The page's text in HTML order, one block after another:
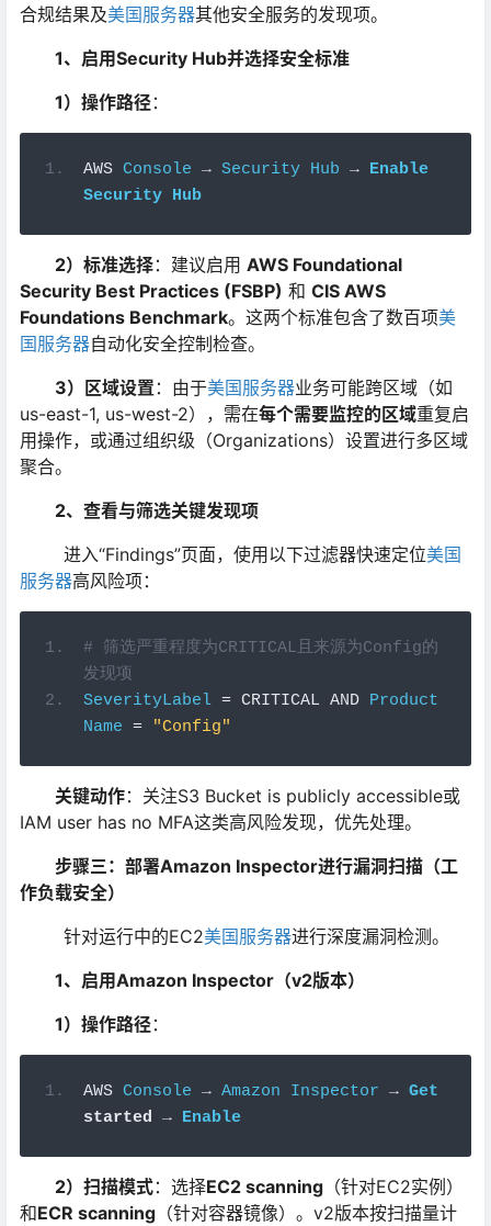
合规结果及美国服务器其他安全服务的发现项。
1、启用Security Hub并选择安全标准
1）操作路径：
AWS Console → Security Hub →
Enable
Security
Hub
2）标准选择：建议启用 AWS Foundational
Security Best Practices (FSBP) ​ 和 CIS AWS
Foundations Benchmark。这两个标准包含了数百项美
国服务器自动化安全控制检查。
3）区域设置 ：由于美国服务器业务可能跨区域（如
us-east-1, us-west-2），需在每个需要监控的区域重复启
用操作，或通过组织级（Organizations）设置进行多区域
聚合。
2、查看与筛选关键发现项
进入“Findings”页面，使用以下过滤器快速定位美国
服务器高风险项：
# 筛选严重程度为CRITICAL且来源为Config的
发现项
SeverityLabel = CRITICAL AND Product
Name = "Config"
关键动作：关注S3 Bucket is publicly accessible或
IAM user has no MFA这类高风险发现，优先处理。
步骤三：部署Amazon Inspector进行漏洞扫描（工
作负载安全）
针对运行中的EC2美国服务器进行深度漏洞检测。
1、启用Amazon Inspector（v2版本）
1）操作路径：
AWS Console → Amazon Inspector → Get
started → Enable
2）扫描模式：选择EC2 scanning （针对EC2实例）
和ECR scanning （针对容器镜像）。v2版本按扫描量计